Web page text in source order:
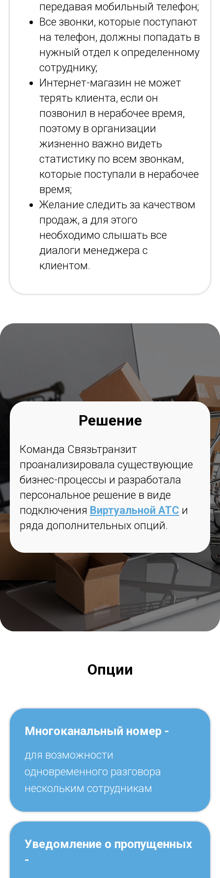
передавая мобильный телефон;
Все звонки, которые поступают
на телефон, должны попадать в
нужный отдел к определенному
сотруднику;
Интернет-магазин не может
терять клиента, если он
позвонил в нерабочее время,
поэтому в организации
жизненно важно видеть
статистику по всем звонкам,
которые поступали в нерабочее
время;
Желание следить за качеством
продаж, а для этого
необходимо слышать все
диалоги менеджера с
клиентом.
Решение
Команда Связьтранзит
проанализировала существующие
бизнес-процессы и разработала
персональное решение в виде
подключения Виртуальной АТС и
ряда дополнительных опций.
Опции
Многоканальный номер -
для возможности
одновременного разговора
нескольким сотрудникам
Уведомление о пропущенных
-